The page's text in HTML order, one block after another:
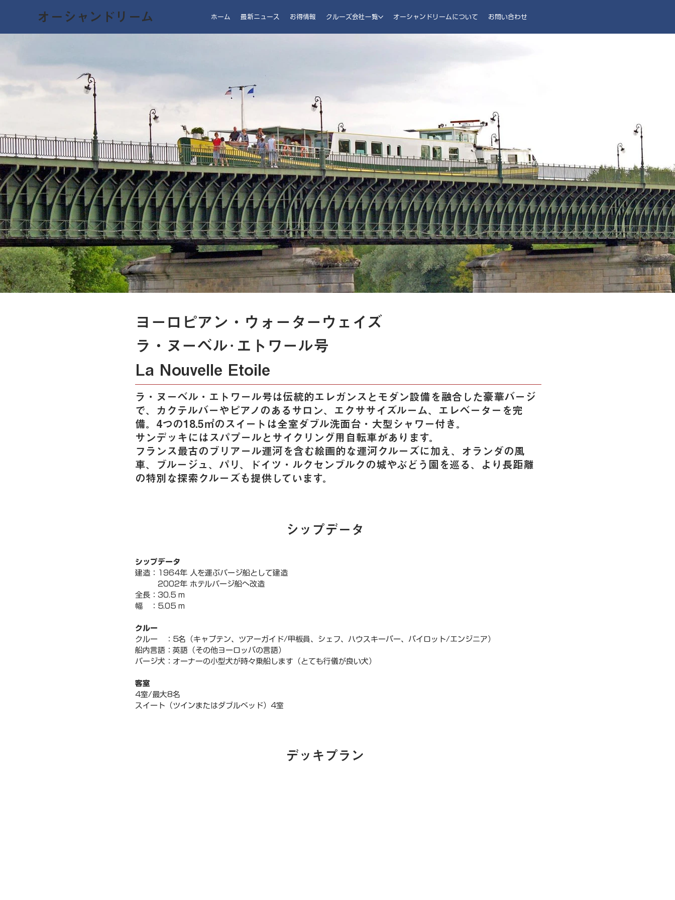
オーシャンドリーム ホーム 最新ニュース お得情報 クルーズ会社一覧 オーシャンドリームについて お問い合わせ
ヨーロピアン・ウォーターウェイズ
ラ・ヌーベル･エトワール号
La Nouvelle Etoile
ラ・ヌーベル・エトワール号は伝統的エレガンスとモダン設備を融合した豪華バージ
で、カクテルバーやピアノのあるサロン、エクササイズルーム、エレベーターを完
備。4つの18.5㎡のスイートは全室ダブル洗面台・大型シャワー付き。
サンデッキにはスパプールとサイクリング用自転車があります。
フランス最古のブリアール運河を含む絵画的な運河クルーズに加え、オランダの風
車、ブルージュ、パリ、ドイツ・ルクセンブルクの城やぶどう園を巡る、より長距離
の特別な探索クルーズも提供しています。
シップデータ
シップデータ
建造：1964年 人を運ぶバージ船として建造
         2002年 ホテルバージ船へ改造
全長：30.5 m
幅   ：5.05 m
クルー
クルー   ：5名（キャプテン、ツアーガイド/甲板員、シェフ、ハウスキーパー、パイロット/エンジニア）
船内言語：英語（その他ヨーロッパの言語）
バージ犬：オーナーの小型犬が時々乗船します（とても行儀が良い犬）
客室
4室/最大8名
スイート（ツインまたはダブルベッド）4室
デッキプラン